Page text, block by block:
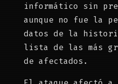
informático sin
aunque no fue la
datos de la
lista de las más
de afectados.